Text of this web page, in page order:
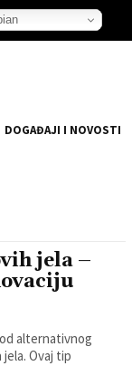
DOGAĐAJI I NOVOSTI
jela –
alternativnog
Ovaj tip